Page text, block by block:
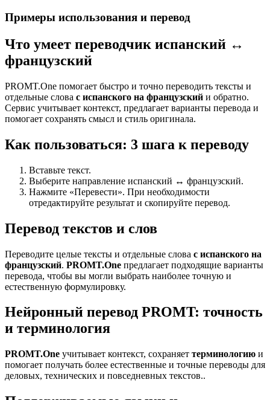
Примеры использования и перевод
Что умеет переводчик испанский ↔
французский
PROMT.One помогает быстро и точно переводить тексты и
отдельные слова с испанского на французский и обратно.
Сервис учитывает контекст, предлагает варианты перевода и
помогает сохранять смысл и стиль оригинала.
Как пользоваться: 3 шага к переводу
Вставьте текст.
Выберите направление испанский ↔ французский.
Нажмите «Перевести». При необходимости
отредактируйте результат и скопируйте перевод.
Перевод текстов и слов
Переводите целые тексты и отдельные слова с испанского на
французский. PROMT.One предлагает подходящие варианты
перевода, чтобы вы могли выбрать наиболее точную и
естественную формулировку.
Нейронный перевод PROMT: точность
и терминология
PROMT.One учитывает контекст, сохраняет терминологию и
помогает получать более естественные и точные переводы для
деловых, технических и повседневных текстов..